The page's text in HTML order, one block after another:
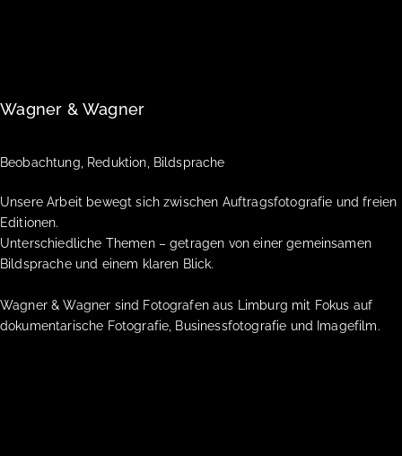
Wagner & Wagner
Beobachtung, Reduktion, Bildsprache
Unsere Arbeit bewegt sich zwischen Auftragsfotografie und freien
Editionen.
Unterschiedliche Themen – getragen von einer gemeinsamen
Bildsprache und einem klaren Blick.
Wagner & Wagner sind Fotografen aus Limburg mit Fokus auf
dokumentarische Fotografie, Businessfotografie und Imagefilm.